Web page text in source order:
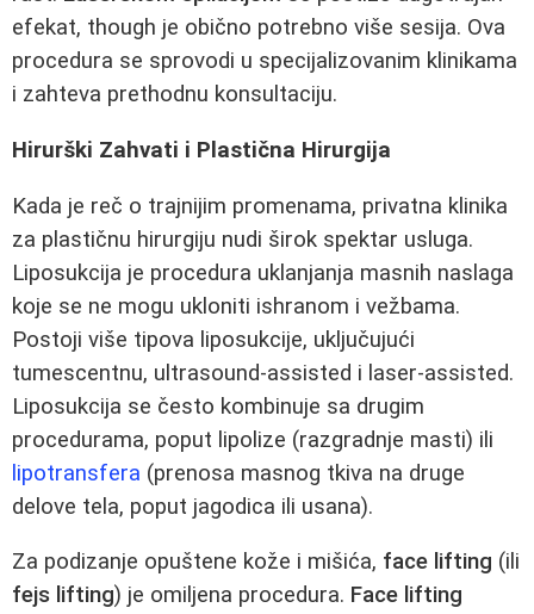
efekat, though je obično potrebno više sesija. Ova
procedura se sprovodi u specijalizovanim klinikama
i zahteva prethodnu konsultaciju.
Hirurški Zahvati i Plastična Hirurgija
Kada je reč o trajnijim promenama, privatna klinika
za plastičnu hirurgiju nudi širok spektar usluga.
Liposukcija je procedura uklanjanja masnih naslaga
koje se ne mogu ukloniti ishranom i vežbama.
Postoji više tipova liposukcije, uključujući
tumescentnu, ultrasound-assisted i laser-assisted.
Liposukcija se često kombinuje sa drugim
procedurama, poput lipolize (razgradnje masti) ili
lipotransfera (prenosa masnog tkiva na druge
delove tela, poput jagodica ili usana).
Za podizanje opuštene kože i mišića, face lifting (ili
fejs lifting) je omiljena procedura. Face lifting